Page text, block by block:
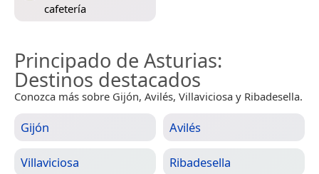
cafetería
Principado de Asturias:
Destinos destacados
Conozca más sobre Gijón, Avilés, Villaviciosa y Ribadesella.
Gijón Avilés
Villaviciosa Ribadesella